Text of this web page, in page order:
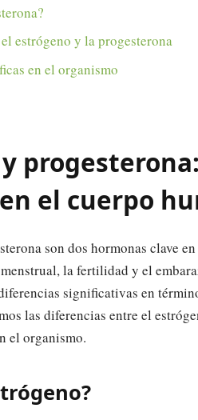
estrógeno y la progesterona
en el organismo
el cuerpo
son dos hormonas clave
la fertilidad y el
significativas en
las diferencias entre el
el organismo.